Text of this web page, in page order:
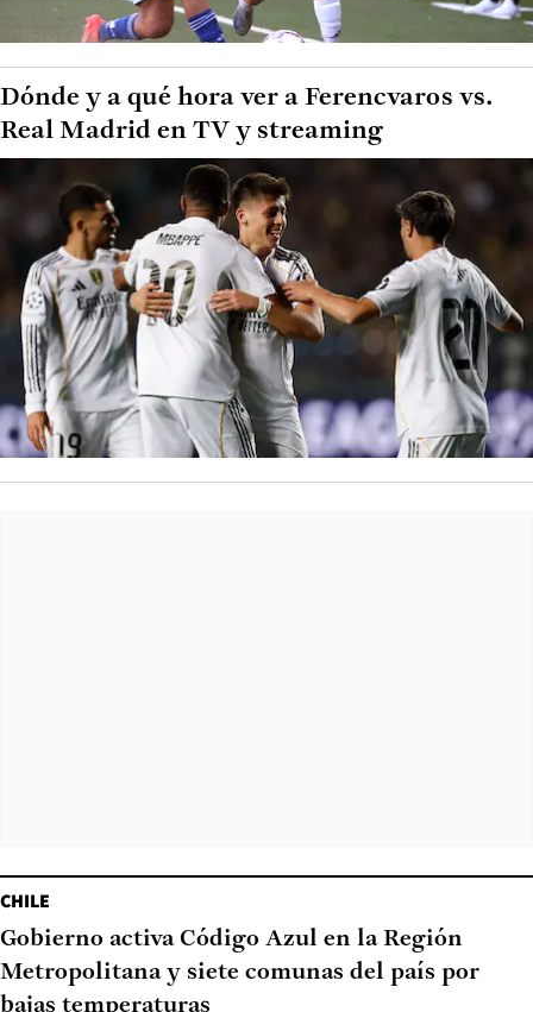
Dónde y a qué hora ver a Ferencvaros vs.
Real Madrid en TV y streaming
CHILE
Gobierno activa Código Azul en la Región
Metropolitana y siete comunas del país por
bajas temperaturas